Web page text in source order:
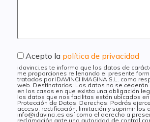
Acepto la política de privacidad
idavinci.es te informa que los datos de
me proporciones rellenando el presente
tratados por IDAVINCI IMAGINA S.L. como
web. Destinatarios: Los datos no se cederán
en los casos en que exista una obligación
los datos que nos facilitas están ubicados
Protección de Datos. Derechos: Podrás
acceso, rectificación, limitación y suprimir los
info@idavinci.es así como el derecho a
reclamación ante una autoridad de control